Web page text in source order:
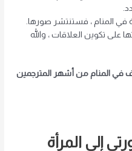
في المنام ، فستنتشر صورها.
على تكوين العلاقات ، والله
في المنام من أشهر المترجمين
إلى المرأة